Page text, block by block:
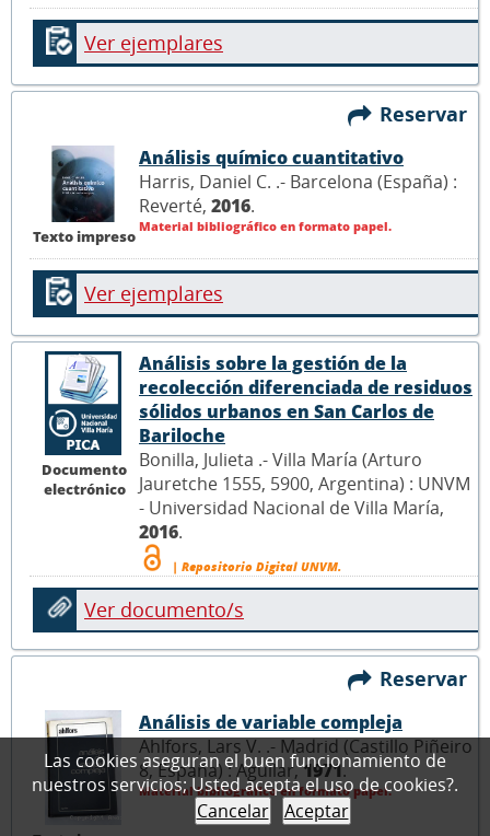
Ver ejemplares
Reservar
Texto impreso
Análisis químico cuantitativo
Harris, Daniel C. .- Barcelona (España) :
Reverté, 2016.
Material bibliográfico en formato papel.
Ver ejemplares
Documento
electrónico
Análisis sobre la gestión de la
recolección diferenciada de residuos
sólidos urbanos en San Carlos de
Bariloche
Bonilla, Julieta .- Villa María (Arturo
Jauretche 1555, 5900, Argentina) : UNVM
- Universidad Nacional de Villa María,
2016.
| Repositorio Digital UNVM.
Ver documento/s
Reservar
Análisis de variable compleja
Ahlfors, Lars V. .- Madrid (Castillo Piñeiro
8, España) : Aguilar,1971.
Material bibliográfico en formato papel.
Las cookies aseguran el buen funcionamiento de
nuestros servicios; Usted acepta el uso de cookies?.
Cancelar
Aceptar